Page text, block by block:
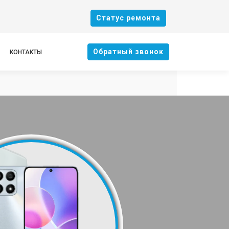
Cтатус ремонта
КОНТАКТЫ Oбратный звонок